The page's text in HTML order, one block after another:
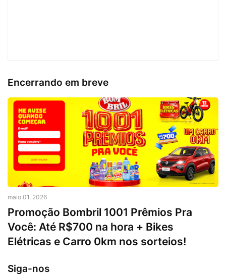
Encerrando em breve
maio 01, 2026
Promoção Bombril 1001 Prêmios Pra
Você: Até R$700 na hora + Bikes
Elétricas e Carro 0km nos sorteios!
Siga-nos